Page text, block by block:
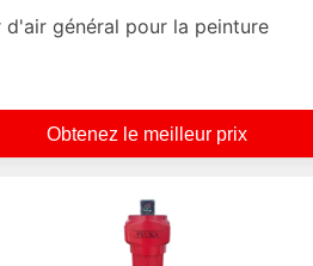
d'air général pour la peinture
Obtenez le meilleur prix